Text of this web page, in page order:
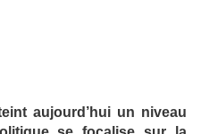
aujourd’hui un niveau